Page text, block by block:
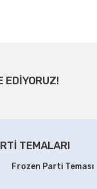
siz yapın!
EDİYORUZ!
TEMALARI
Frozen Parti Teması